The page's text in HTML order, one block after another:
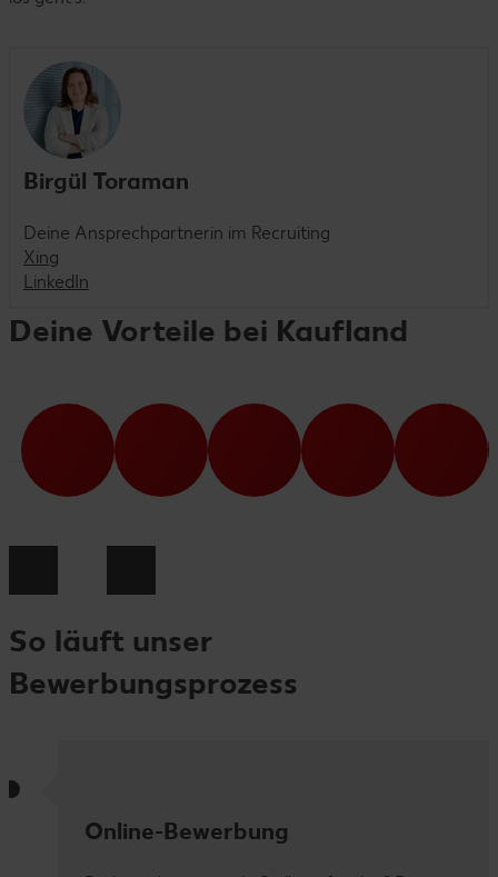
Birgül Toraman
Deine Ansprechpartnerin im Recruiting
Xing
LinkedIn
Deine Vorteile bei Kaufland
So läuft unser
Bewerbungsprozess
Online-Bewerbung